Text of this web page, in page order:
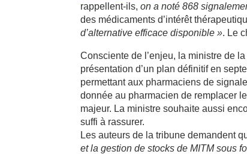
rappellent-ils,on a noté 868
des médicaments d’intérêt
d’alternative efficace disponible ». Le
Consciente de l’enjeu, la ministre de
présentation d’un plan définitif en
permettant aux pharmaciens de
donnée au pharmacien de remplacer
majeur. La ministre souhaite aussi
suffi à rassurer.
Les auteurs de la tribune demandent
et la gestion de stocks de MITM sous